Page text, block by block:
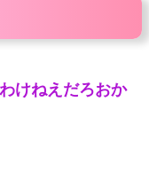
けねえだろおか